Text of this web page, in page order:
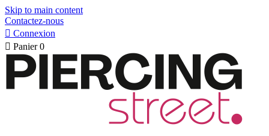
Skip to main content
Contactez-nous
 Connexion
 Panier 0